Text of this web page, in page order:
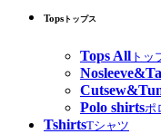
Tops トップス
Tops All トッ
Polo shirtsポ
TshirtsTシャツ